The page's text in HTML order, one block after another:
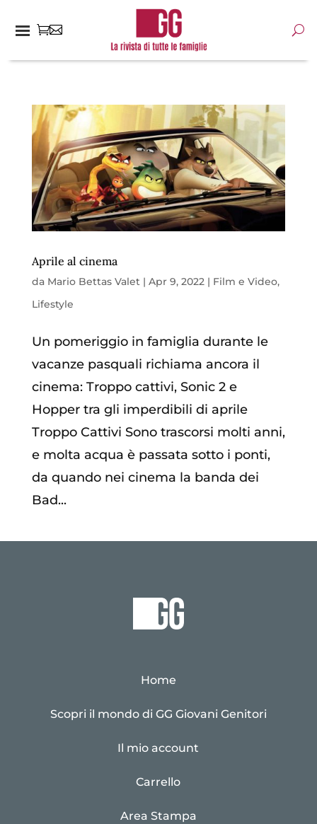
Aprile al cinema
da Mario Bettas Valet| Apr 9, 2022| Film e Video,
Lifestyle
Un pomeriggio in famiglia durante le
vacanze pasquali richiama ancora il
cinema: Troppo cattivi, Sonic 2 e
Hopper tra gli imperdibili di aprile
Troppo Cattivi Sono trascorsi molti anni,
e molta acqua è passata sotto i ponti,
da quando nei cinema la banda dei
Bad...
Home
Scopri il mondo di GG Giovani Genitori
Il mio account
Carrello
Area Stampa